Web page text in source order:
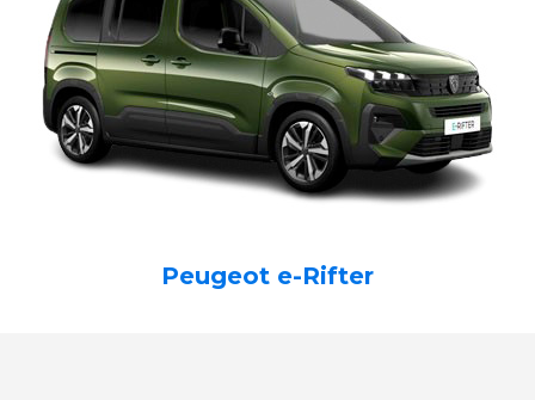
Peugeot e-Rifter